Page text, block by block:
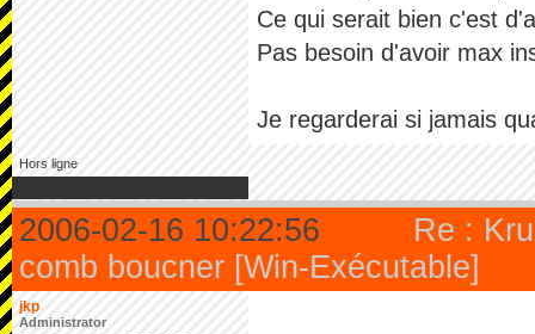
Ce qui serait bien c'est
Pas besoin d'avoir max
Je regarderai si jamais
Hors ligne
2006-02-16 10:22:56
Re :
comb boucner [Win-Exécutable]
jkp
Administrator